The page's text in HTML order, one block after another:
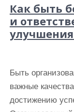
Как быть
и
улучшения
Быть
важные
достижению